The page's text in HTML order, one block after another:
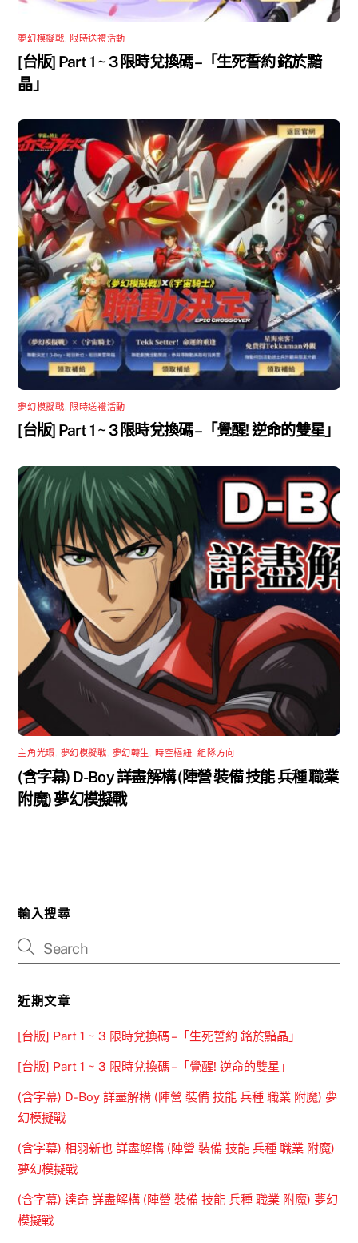
夢幻模擬戰 限時送禮活動
[台版] Part 1 ~ 3 限時兌換碼 –「生死誓約 銘於黯
晶」
夢幻模擬戰 限時送禮活動
[台版] Part 1 ~ 3 限時兌換碼 –「覺醒! 逆命的雙星」
主角光環 夢幻模擬戰 夢幻轉生 時空樞紐 ,組隊方向
(含字幕) D-Boy 詳盡解構 (陣營 裝備 技能 兵種 職業
附魔) 夢幻模擬戰
輸入搜尋
近期文章
[台版] Part 1 ~ 3 限時兌換碼 –「生死誓約 銘於黯晶」
[台版] Part 1 ~ 3 限時兌換碼 –「覺醒! 逆命的雙星」
(含字幕) D-Boy 詳盡解構 (陣營 裝備 技能 兵種 職業 附魔) 夢
幻模擬戰
(含字幕) 相羽新也 詳盡解構 (陣營 裝備 技能 兵種 職業 附魔)
夢幻模擬戰
(含字幕) 達奇 詳盡解構 (陣營 裝備 技能 兵種 職業 附魔) 夢幻
模擬戰